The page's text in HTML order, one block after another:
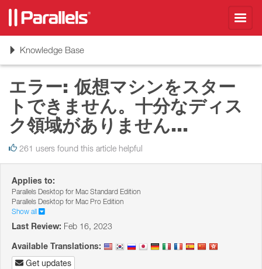
ToggleKnowledge Base
エラー: 仮想マシンをスター
トできません。十分なディス
ク領域がありません...
261 users found this article helpful
Applies to:
Parallels Desktop for Mac Standard Edition
Parallels Desktop for Mac Pro Edition
Show all
Last Review: Feb 16, 2023
Available Translations:
Get updates